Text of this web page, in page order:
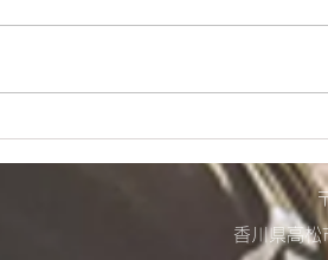
店舗営業に
らせ！
香川県高